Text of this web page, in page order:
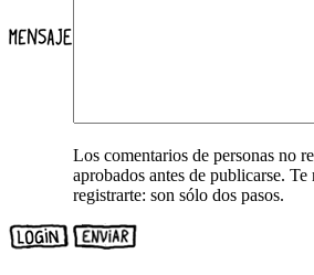
Los comentarios de personas no
aprobados antes de publicarse. Te
registrarte: son sólo dos pasos.